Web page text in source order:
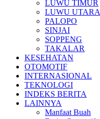
LUWU TIMUR
LUWU UTARA
PALOPO
SINJAI
SOPPENG
TAKALAR
KESEHATAN
OTOMOTIF
INTERNASIONAL
TEKNOLOGI
INDEKS BERITA
LAINNYA
Manfaat Buah